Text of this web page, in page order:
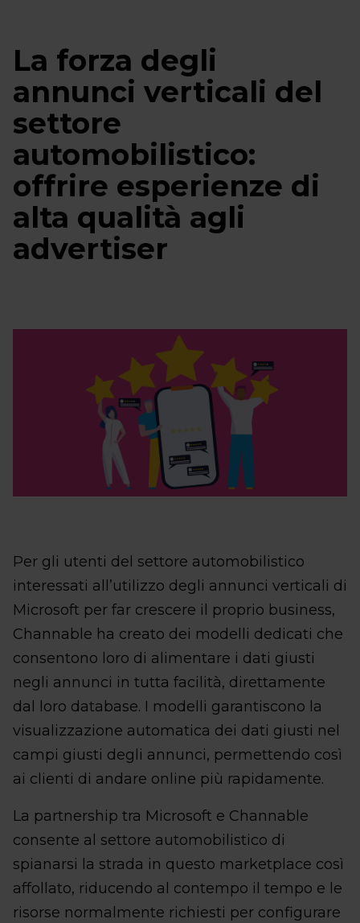
La forza degli
annunci verticali del
settore
automobilistico:
offrire esperienze di
alta qualità agli
advertiser
Per gli utenti del settore automobilistico
interessati all’utilizzo degli annunci verticali di
Microsoft per far crescere il proprio business,
Channable ha creato dei modelli dedicati che
consentono loro di alimentare i dati giusti
negli annunci in tutta facilità, direttamente
dal loro database. I modelli garantiscono la
visualizzazione automatica dei dati giusti nel
campi giusti degli annunci, permettendo così
ai clienti di andare online più rapidamente.
La partnership tra Microsoft e Channable
consente al settore automobilistico di
spianarsi la strada in questo marketplace così
affollato, riducendo al contempo il tempo e le
risorse normalmente richiesti per configurare